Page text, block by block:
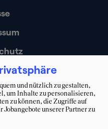
und nützlich zu gestalten,
um Inhalte zu personalisieren,
zu können, die Zugriffe auf
Jobangebote unserer Partner zu